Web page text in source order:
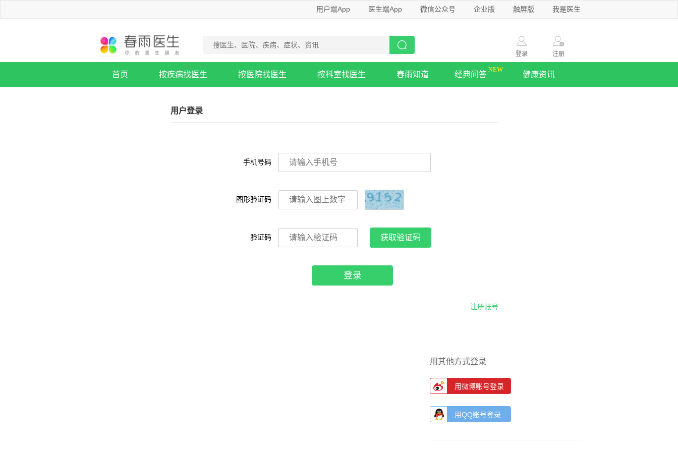
用户端App 医生端App 微信公众号 企业版 触屏版 我是医生
登录 注册
首页 按疾病找医生 按医院找医生 按科室找医生 春雨知道 经典问答 健康资讯
用户登录
手机号码
图形验证码
验证码 获取验证码
登录
注册账号
用其他方式登录
用微博账号登录
用QQ账号登录